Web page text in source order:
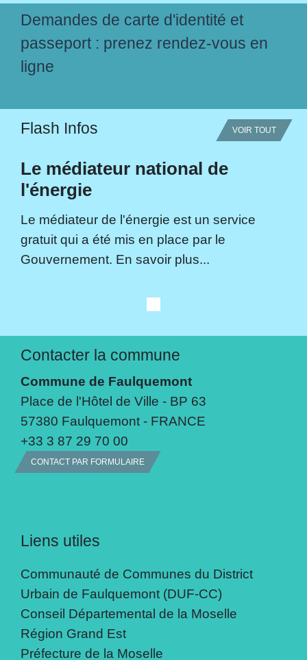
Demandes de carte d'identité et
passeport : prenez rendez-vous en
ligne
Flash Infos VOIR TOUT
Le médiateur national de
l'énergie
Le médiateur de l'énergie est un service
gratuit qui a été mis en place par le
Gouvernement. En savoir plus...
Contacter la commune
Commune de Faulquemont
Place de l'Hôtel de Ville - BP 63
57380 Faulquemont - FRANCE
+33 3 87 29 70 00
CONTACT PAR FORMULAIRE
Liens utiles
Communauté de Communes du District
Urbain de Faulquemont (DUF-CC)
Conseil Départemental de la Moselle
Région Grand Est
Préfecture de la Moselle